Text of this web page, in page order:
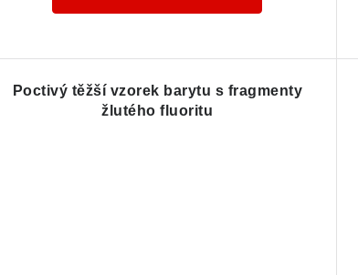
Poctivý těžší vzorek barytu s fragmenty
žlutého fluoritu